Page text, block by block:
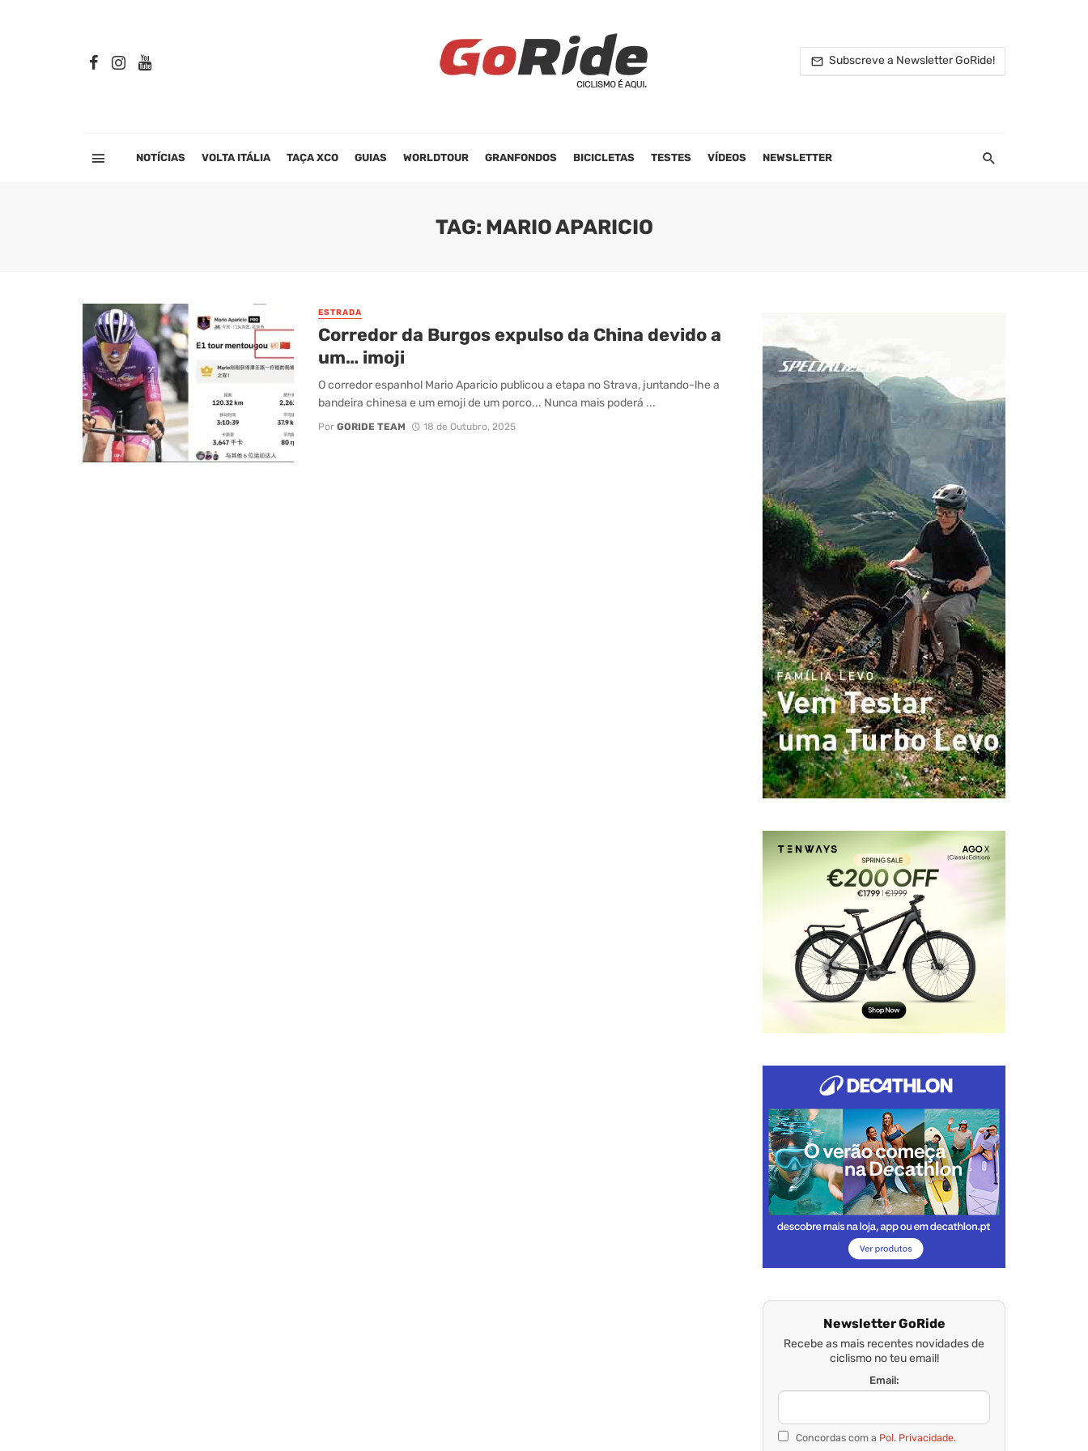
Subscreve a Newsletter GoRide!
NOTÍCIAS VOLTA ITÁLIA TAÇA XCO GUIAS WORLDTOUR GRANFONDOS BICICLETAS TESTES VÍDEOS NEWSLETTER
TAG: MARIO APARICIO
ESTRADA
Corredor da Burgos expulso da China devido a
um… imoji
O corredor espanhol Mario Aparicio publicou a etapa no Strava, juntando-lhe a
bandeira chinesa e um emoji de um porco... Nunca mais poderá ...
Por GORIDE TEAM 18 de Outubro, 2025
Newsletter GoRide
Recebe as mais recentes novidades de
ciclismo no teu email!
Email:
Concordas com a Pol. Privacidade.